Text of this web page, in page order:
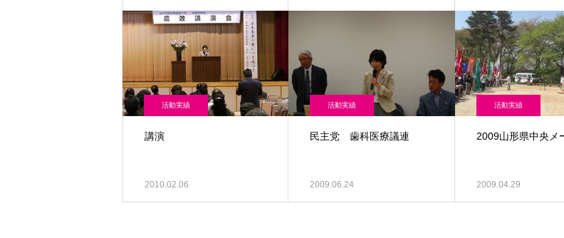
活動実績
講演
2010.02.06
活動実績
民主党 歯科医療議連
2009.06.24
活動実績
2009山形県中央メ
2009.04.29